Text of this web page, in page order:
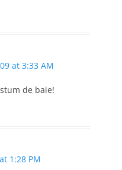
at 3:33 AM
de baie!
1:28 PM